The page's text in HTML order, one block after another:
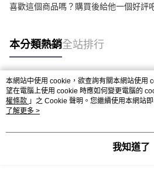
喜歡這個商品嗎？購買後給他一個好評
本分類熱銷全站排行
熱門標籤
本網站中使用 cookie，欲查詢有關本網站使用
望在電腦上使用 cookie 時應如何變更電腦的
權條款 」之 Cookie 聲明。您繼續使用本網站
用條款之 Cookie 聲明使用 cookie。
了解更多 >
我知道了